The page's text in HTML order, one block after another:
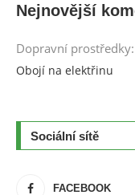
Nejnovější
Dopravní prostředky:
Obojí na elektřinu
Sociální sítě
FACEBOOK